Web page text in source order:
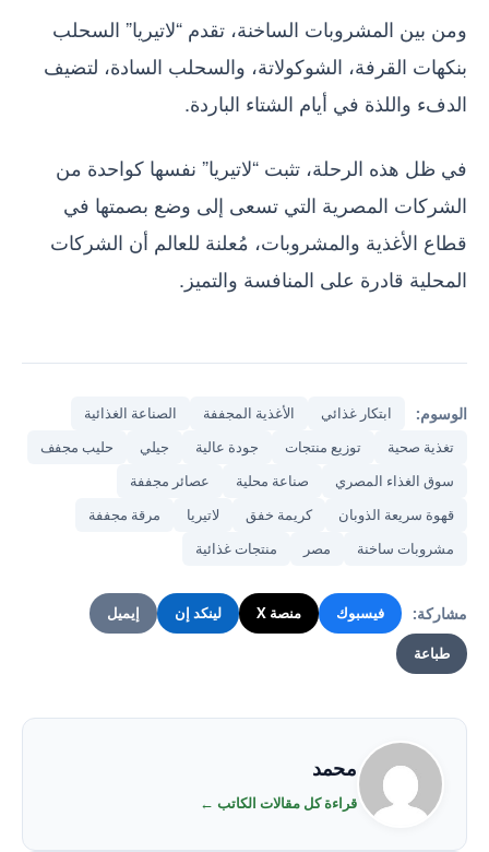
ومن بين المشروبات الساخنة، تقدم “لاتيريا” السحلب
بنكهات القرفة، الشوكولاتة، والسحلب السادة، لتضيف
الدفء واللذة في أيام الشتاء الباردة.
في ظل هذه الرحلة، تثبت “لاتيريا” نفسها كواحدة من
الشركات المصرية التي تسعى إلى وضع بصمتها في
قطاع الأغذية والمشروبات، مُعلنة للعالم أن الشركات
المحلية قادرة على المنافسة والتميز.
الوسوم: ابتكار غذائي الأغذية المجففة
الصناعة الغذائية
تغذية صحية
توزيع منتجات جودة عالية جيلي
حليب مجفف
سوق الغذاء المصري
صناعة محلية
عصائر مجففة
قهوة سريعة الذوبان
كريمة خفق لاتيريا
مرقة مجففة
مشروبات ساخنة
مصر منتجات غذائية
مشاركة: فيسبوك منصة X لينكد إن إيميل
طباعة
محمد
قراءة كل مقالات الكاتب ←